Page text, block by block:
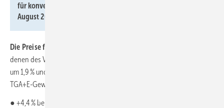
für konventionell gefertigte Wohngebäude von 2012 bis
August 2025.
Die Preise für Ausbauarbeiten
denen des Vorjahresmonats. Für Metallbauarbeiten stiegen die Preise
um 1,9 % und bei Wärmedämm-Verbundsystemen um 3,3 %. Bei den
TGA+E-Gewerken betrug die Preisentwicklung:
● +4,4 % bei Raumlufttechnischen Anlagen,